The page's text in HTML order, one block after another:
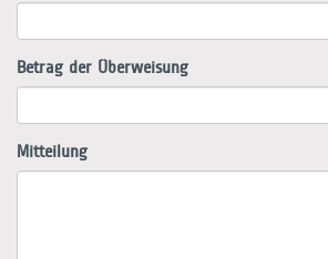
Betrag der Überweisung
Mitteilung